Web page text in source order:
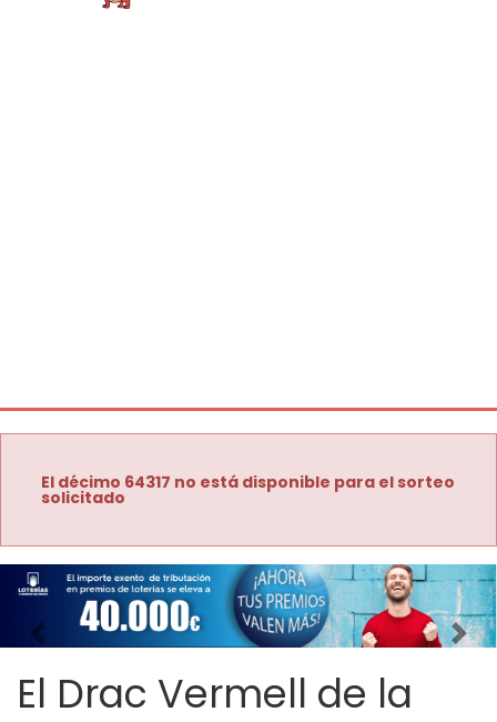
El décimo 64317 no está disponible para el sorteo
solicitado
Imagen anterior
El Drac Vermell de la